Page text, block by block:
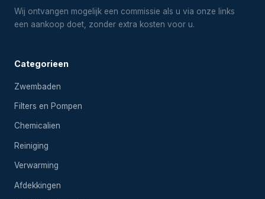
Wij ontvangen mogelijk een commissie als u via onze links
een aankoop doet, zonder extra kosten voor u.
Categorieen
Zwembaden
Filters en Pompen
Chemicalien
Reiniging
Verwarming
Afdekkingen